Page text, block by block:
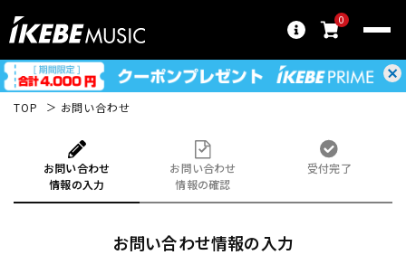
0
TOP お問い合わせ
お問い合わせ
情報の入力
お問い合わせ
情報の確認
受付完了
お問い合わせ情報の入力